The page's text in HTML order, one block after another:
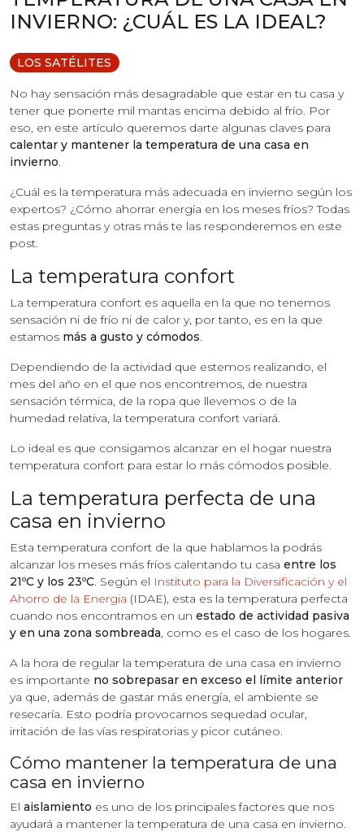
INVIERNO: ¿CUÁL ES LA IDEAL?
LOS SATÉLITES
No hay sensación más desagradable que estar en tu casa y
tener que ponerte mil mantas encima debido al frío. Por
eso, en este artículo queremos darte algunas claves para
calentar y mantener la temperatura de una casa en
invierno.
¿Cuál es la temperatura más adecuada en invierno según los
expertos? ¿Cómo ahorrar energía en los meses fríos? Todas
estas preguntas y otras más te las responderemos en este
post.
La temperatura confort
La temperatura confort es aquella en la que no tenemos
sensación ni de frío ni de calor y, por tanto, es en la que
estamos más a gusto y cómodos.
Dependiendo de la actividad que estemos realizando, el
mes del año en el que nos encontremos, de nuestra
sensación térmica, de la ropa que llevemos o de la
humedad relativa, la temperatura confort variará.
Lo ideal es que consigamos alcanzar en el hogar nuestra
temperatura confort para estar lo más cómodos posible.
La temperatura perfecta de una
casa en invierno
Esta temperatura confort de la que hablamos la podrás
alcanzar los meses más fríos calentando tu casa entre los
21ºC y los 23ºC. Según el Instituto para la Diversificación y el
Ahorro de la Energia (IDAE), esta es la temperatura perfecta
cuando nos encontramos en un estado de actividad pasiva
y en una zona sombreada, como es el caso de los hogares.
A la hora de regular la temperatura de una casa en invierno
es importante no sobrepasar en exceso el límite anterior
ya que, además de gastar más energía, el ambiente se
resecaría. Esto podría provocarnos sequedad ocular,
irritación de las vías respiratorias y picor cutáneo.
Cómo mantener la temperatura de una
casa en invierno
El aislamiento es uno de los principales factores que nos
ayudará a mantener la temperatura de una casa en invierno.